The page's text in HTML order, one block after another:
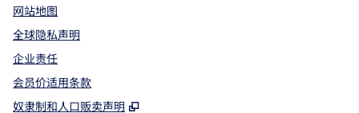
网站地图
全球隐私声明
企业责任
会员价适用条款
奴隶制和人口贩卖声明
,